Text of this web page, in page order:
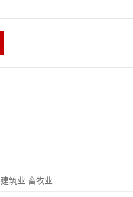
建筑业 畜牧业